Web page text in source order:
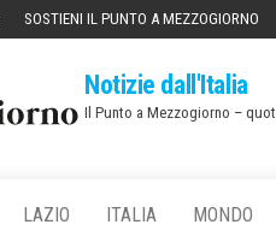
SOSTIENI IL PUNTO A MEZZOGIORNO
Notizie dall'Italia
Il Punto a Mezzogiorno –
LAZIO ITALIA MONDO